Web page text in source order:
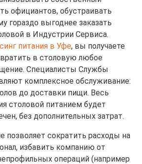
официантов, обустраивать
гораздо выгоднее заказать
в Индустрии Сервиса.
питания в Уфе, вы получаете
в столовую любое
Специалисты Службы
комплексное обслуживание:
до доставки пищи. Весь
столовой питанием будет
без дополнительных затрат.
позволяет сократить расходы на
избавить компанию от
операций (например